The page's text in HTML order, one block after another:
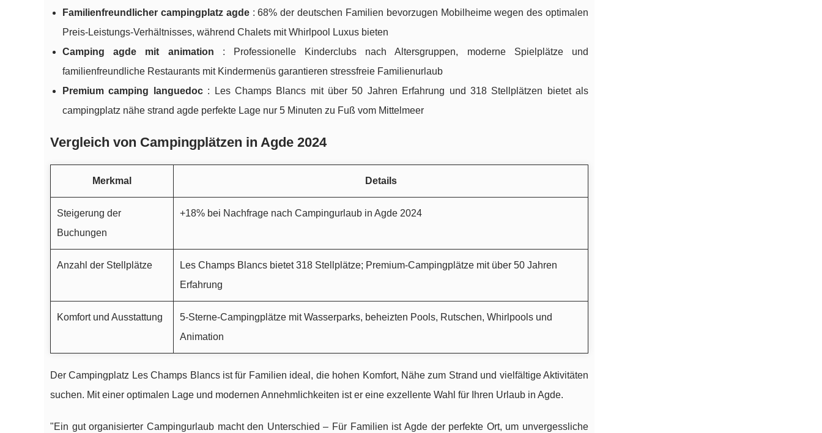
Familienfreundlicher campingplatz agde: 68% der deutschen Familien bevorzugen Mobilheime wegen des optimalen
Preis-Leistungs-Verhältnisses, während Chalets mit Whirlpool Luxus bieten
Camping agde mit animation : Professionelle Kinderclubs nach Altersgruppen, moderne Spielplätze und
familienfreundliche Restaurants mit Kindermenüs garantieren stressfreie Familienurlaub
Premium camping languedoc: Les Champs Blancs mit über 50 Jahren Erfahrung und 318 Stellplätzen bietet als
campingplatz nähe strand agde perfekte Lage nur 5 Minuten zu Fuß vom Mittelmeer
Vergleich von Campingplätzen in Agde 2024
Merkmal Details
Steigerung der
Buchungen
+18% bei Nachfrage nach Campingurlaub in Agde 2024
Anzahl der Stellplätze
Les Champs Blancs bietet 318 Stellplätze; Premium-Campingplätze mit über 50 Jahren
Erfahrung
Komfort und Ausstattung
5-Sterne-Campingplätze mit Wasserparks, beheizten Pools, Rutschen, Whirlpools und
Animation
Der Campingplatz Les Champs Blancs ist für Familien ideal, die hohen Komfort, Nähe zum Strand und vielfältige Aktivitäten
suchen. Mit einer optimalen Lage und modernen Annehmlichkeiten ist er eine exzellente Wahl für Ihren Urlaub in Agde.
"Ein gut organisierter Campingurlaub macht den Unterschied – Für Familien ist Agde der perfekte Ort, um unvergessliche